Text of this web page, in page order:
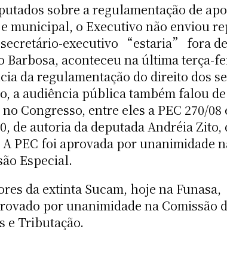
sobre a regulamentação de
municipal, o Executivo não enviou
executivo “estaria” fora
aconteceu na última terça-
da regulamentação do direito dos
a audiência pública também falou
Congresso, entre eles a PEC 270/08
de autoria da deputada Andréia Zito,
PEC foi aprovada por unanimidade
Especial.
da extinta Sucam, hoje na Funasa,
por unanimidade na Comissão
e Tributação.